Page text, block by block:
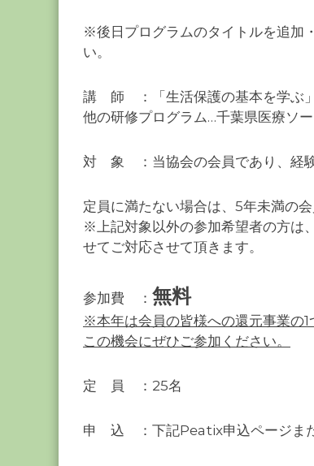
※後日プログラムのタイトルを追加
い。
講 師 ：「生活保護の基本を学ぶ
他の研修プログラム…千葉県医療
対 象 ：当協会の会員であり、経
定員に満たない場合は、5年未満の
※上記対象以外の参加希望者の方は
せてご対応させて頂きます。
参加費 ： 無料
※本年は会員の皆様への還元事業の1
この機会にぜひご参加ください。
定 員 ：25名
申 込 ：下記Peatix申込ページま